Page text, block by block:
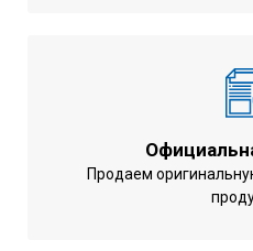
Подсоединение труб ( газ
Размеры декоративной
BYCQ140D
Продаем